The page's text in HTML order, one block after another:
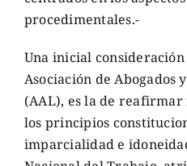
procedimentales.-
Una inicial
Asociación de Abogados
(AAL), es la de
los principios
imparcialidad e